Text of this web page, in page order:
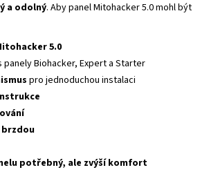
a odolný. Aby panel Mitohacker 5.0 mohl být
5.0
panely Biohacker, Expert a Starter
pro jednoduchou instalaci
brzdou
potřebný, ale zvýší komfort